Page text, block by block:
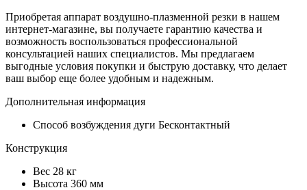
Приобретая аппарат воздушно-плазменной резки в нашем
интернет-магазине, вы получаете гарантию качества и
возможность воспользоваться профессиональной
консультацией наших специалистов. Мы предлагаем
выгодные условия покупки и быструю доставку, что делает
ваш выбор еще более удобным и надежным.
Дополнительная информация
Способ возбуждения дуги Бесконтактный
Конструкция
Вес 28 кг
Высота 360 мм